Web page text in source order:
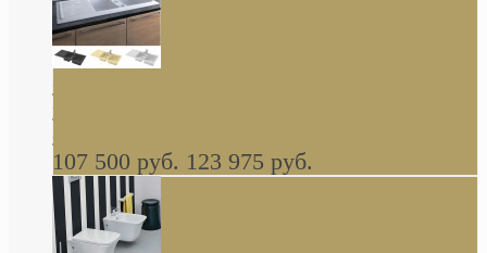
керамическая мойка 1160 x 510 мм белая,
серая, черная, бежевая В НАЛИЧИИ
107 500 руб. 123 975 руб.